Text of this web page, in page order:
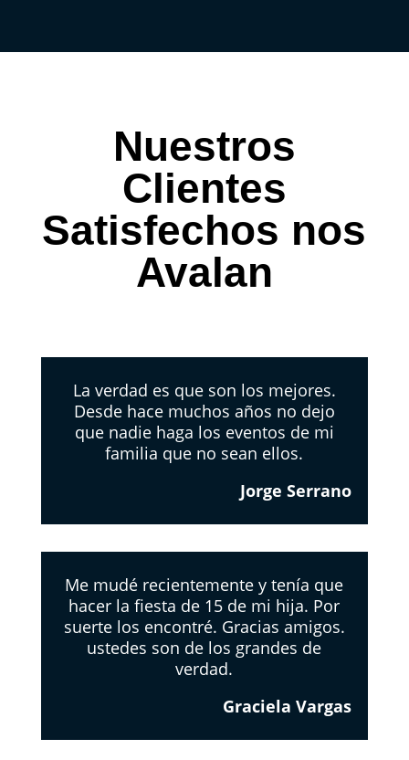
Nuestros
Clientes
Satisfechos nos
Avalan
La verdad es que son los mejores.
Desde hace muchos años no dejo
que nadie haga los eventos de mi
familia que no sean ellos.
Jorge Serrano
Me mudé recientemente y tenía que
hacer la fiesta de 15 de mi hija. Por
suerte los encontré. Gracias amigos.
ustedes son de los grandes de
verdad.
Graciela Vargas